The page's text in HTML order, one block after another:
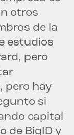
otros
de la
estudios
pero
pero hay
si
capital
de BigID y